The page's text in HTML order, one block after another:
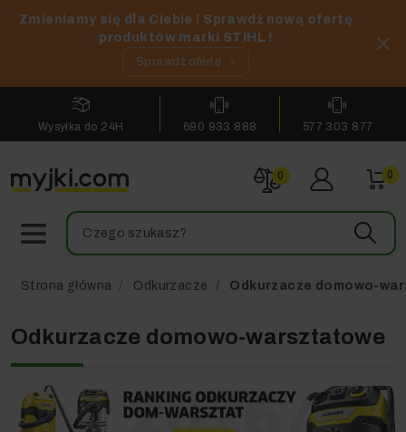
Zmieniamy się dla Ciebie ! Sprawdź nową ofertę
produktów marki STIHL !
Sprawdź ofertę
Wysyłka do 24H 690 933 888 577 303 877
0 0
Strona główna Odkurzacze Odkurzacze domowo-
Odkurzacze domowo-warsztatowe